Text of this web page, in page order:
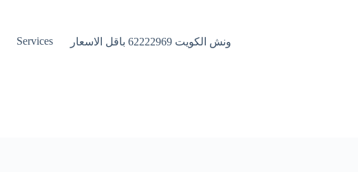
ونش الكويت 62222969 باقل الاسعار Services